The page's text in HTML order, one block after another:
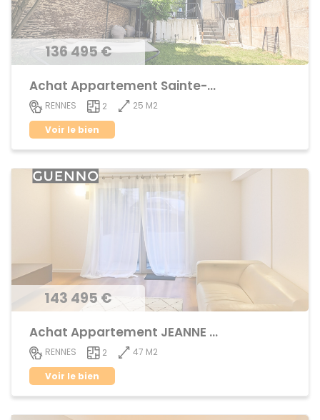
136 495 €
Achat Appartement Sainte-Thérèse
RENNES 2
25 M2
Voir le bien
143 495 €
Achat Appartement JEANNE d'ARC - BEAULIEU
RENNES 2
47 M2
Voir le bien